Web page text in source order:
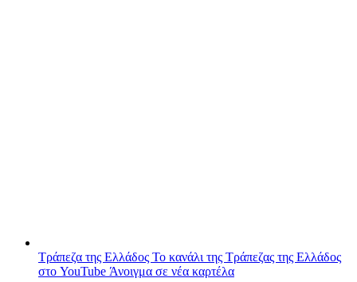
Τράπεζα της Ελλάδος Το κανάλι της Τράπεζας της Ελλάδος
στο YouTube Άνοιγμα σε νέα καρτέλα